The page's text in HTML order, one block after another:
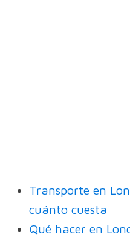
Transporte en
cuánto cuesta
Qué hacer en